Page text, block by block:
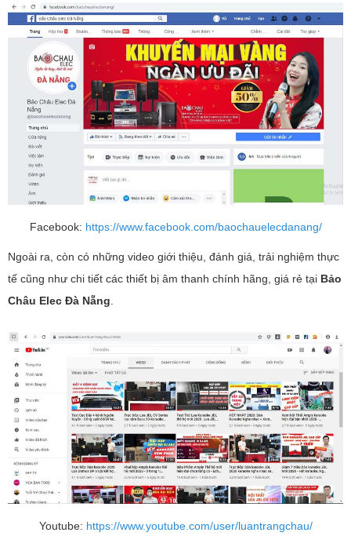
Facebook: https://www.facebook.com/baochauelecdanang/
Ngoài ra, còn có những video giới thiệu, đánh giá, trải nghiệm thực
tế cũng như chi tiết các thiết bị âm thanh chính hãng, giá rẻ tại Bảo
Châu Elec Đà Nẵng.
Youtube: https://www.youtube.com/user/luantrangchau/